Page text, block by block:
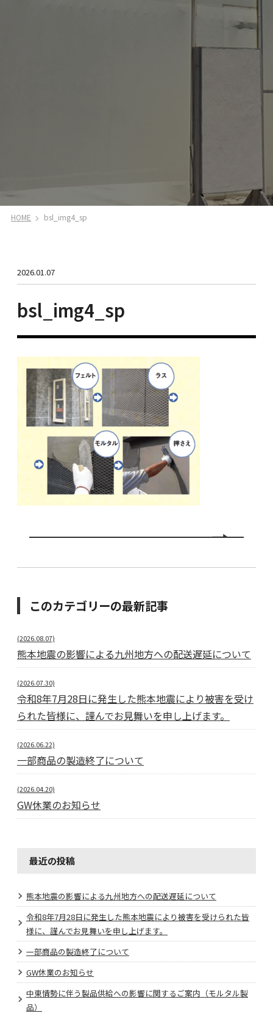
HOME bsl_img4_sp
2026.01.07
bsl_img4_sp
このカテゴリーの最新記事
(2026.08.07)
熊本地震の影響による九州地方への配送遅延について
(2026.07.30)
令和8年7月28日に発生した熊本地震により被害を受け
られた皆様に、謹んでお見舞いを申し上げます。
(2026.06.22)
一部商品の製造終了について
(2026.04.20)
GW休業のお知らせ
最近の投稿
熊本地震の影響による九州地方への配送遅延について
令和8年7月28日に発生した熊本地震により被害を受けられた皆
様に、謹んでお見舞いを申し上げます。
一部商品の製造終了について
GW休業のお知らせ
中東情勢に伴う製品供給への影響に関するご案内（モルタル製
品）